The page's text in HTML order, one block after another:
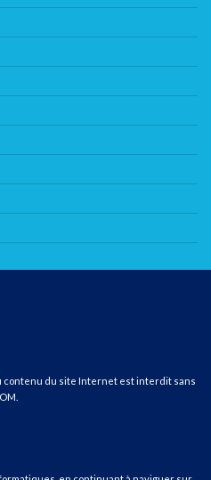
contenu du site Internet est interdit sans